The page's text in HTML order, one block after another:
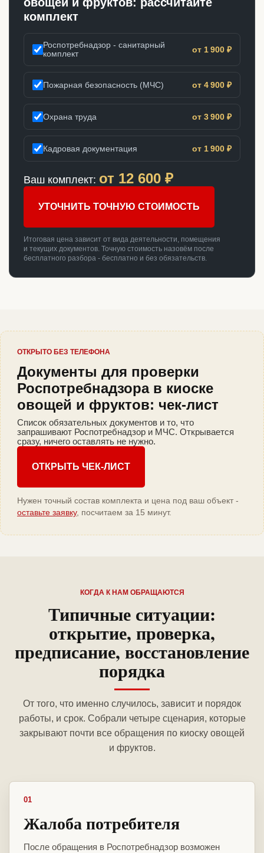
комплект
Роспотребнадзор - санитарный
комплект
от 1 900 ₽
Пожарная безопасность (МЧС) от 4 900 ₽
Охрана труда от 3 900 ₽
Кадровая документация от 1 900 ₽
Ваш комплект: от 12 600 ₽
УТОЧНИТЬ ТОЧНУЮ СТОИМОСТЬ
Итоговая цена зависит от вида деятельности, помещения
и текущих документов. Точную стоимость назовём после
бесплатного разбора - бесплатно и без обязательств.
ОТКРЫТО БЕЗ ТЕЛЕФОНА
Документы для проверки
Роспотребнадзора в киоске
овощей и фруктов: чек-лист
Список обязательных документов и то, что
запрашивают Роспотребнадзор и МЧС. Открывается
сразу, ничего оставлять не нужно.
ОТКРЫТЬ ЧЕК-ЛИСТ
Нужен точный состав комплекта и цена под ваш объект -
оставьте заявку, посчитаем за 15 минут.
КОГДА К НАМ ОБРАЩАЮТСЯ
Типичные ситуации:
открытие, проверка,
предписание, восстановление
порядка
От того, что именно случилось, зависит и порядок
работы, и срок. Собрали четыре сценария, которые
закрывают почти все обращения по киоску овощей
и фруктов.
01
Жалоба потребителя
После обращения в Роспотребнадзор возможен